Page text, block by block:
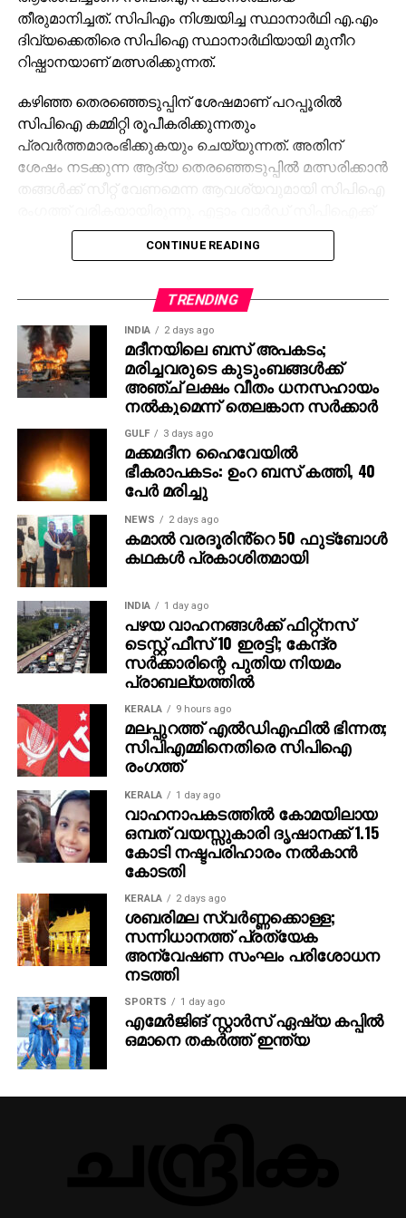
തീരുമാനിച്ചത്. സിപിഎം നിശ്ചയിച്ച സ്ഥാനാര്‍ഥി എ.എം
ദിവ്യക്കെതിരെ സിപിഐ സ്ഥാനാര്‍ഥിയായി മുനീറ
റിഷ്ഫാനയാണ് മത്സരിക്കുന്നത്.
കഴിഞ്ഞ തെരഞ്ഞെടുപ്പിന് ശേഷമാണ് പറപ്പൂരില്‍
സിപിഐ കമ്മിറ്റി രൂപീകരിക്കുന്നതും
പ്രവര്‍ത്തമാരംഭിക്കുകയും ചെയ്യുന്നത്. അതിന്
ശേഷം നടക്കുന്ന ആദ്യ തെരഞ്ഞെടുപ്പില്‍ മത്സരിക്കാന്‍
തങ്ങള്‍ക്ക് സീറ്റ് വേണമെന്ന ആവശ്യവുമായി സിപിഐ
നല്‍കാമെന്ന് തീരുമാനമായെങ്കിലും അവസാനനിമിഷം
സിപിഎം സ്ഥാനാര്‍ഥിയെ നിശ്ചയിക്കുകയായിരുന്നു.
ഇതോടെ, സ്വാഭാവികമായും സിപിഐ
മാറിക്കൊടുക്കുകയും ഏഴാം വാര്‍ഡിന് വേണ്ടി
ആവശ്യമുന്നയിക്കുകയും ചെയ്തു. എന്നാല്‍,
സിപിഎമ്മിന്റെ പ്രാദേശിക നേതൃത്വം ഏഴാം
വാര്‍ഡിലും സ്ഥാനാര്‍ഥിയെ പ്രഖ്യാപിച്ചതിനെ
തുടര്‍ന്നാണ് ഭിന്നത രൂക്ഷമായത്. തുടര്‍ന്ന് സിപിഐ
തങ്ങളുടെ സ്ഥാനാര്‍ഥിയെ തീരുമാനിക്കുകയായിരുന്നു.
CONTINUE READING
TRENDING
INDIA 2 days ago
മദീനയിലെ ബസ് അപകടം;
മരിച്ചവരുടെ കുടുംബങ്ങള്‍ക്ക്
അഞ്ച് ലക്ഷം വീതം ധനസഹായം
നല്‍കുമെന്ന് തെലങ്കാന സര്‍ക്കാര്‍
GULF 3 days ago
മക്കമദീന ഹൈവേയില്‍
ഭീകരാപകടം: ഉംറ ബസ് കത്തി, 40
പേര്‍ മരിച്ചു
NEWS 2 days ago
കമാൽ വരദൂരിൻ്റെ 50 ഫുട്ബോൾ
കഥകൾ പ്രകാശിതമായി
INDIA 1 day ago
പഴയ വാഹനങ്ങള്‍ക്ക് ഫിറ്റ്‌നസ്
ടെസ്റ്റ് ഫീസ് 10 ഇരട്ടി; കേന്ദ്ര
സര്‍ക്കാരിന്റെ പുതിയ നിയമം
പ്രാബല്യത്തില്‍
KERALA 9 hours ago
മലപ്പുറത്ത് എല്‍ഡിഎഫില്‍ ഭിന്നത;
സിപിഎമ്മിനെതിരെ സിപിഐ
രംഗത്ത്
KERALA 1 day ago
വാഹനാപകടത്തില്‍ കോമയിലായ
ഒമ്പത് വയസ്സുകാരി ദൃഷാനക്ക് 1.15
കോടി നഷ്ടപരിഹാരം നല്‍കാന്‍
കോടതി
KERALA 2 days ago
ശബരിമല സ്വര്‍ണ്ണക്കൊള്ള;
സന്നിധാനത്ത് പ്രത്യേക
അന്വേഷണ സംഘം പരിശോധന
നടത്തി
SPORTS 1 day ago
എമേര്‍ജിങ് സ്റ്റാര്‍സ് ഏഷ്യ കപ്പില്‍
ഒമാനെ തകര്‍ത്ത് ഇന്ത്യ